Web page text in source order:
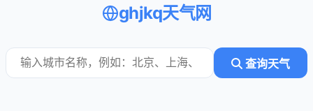
ghjkq天气网
查询天气